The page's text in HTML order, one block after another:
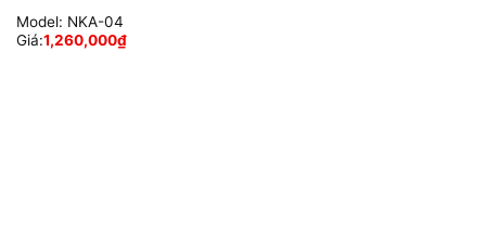
Model: NKA-04
Giá:1,260,000₫